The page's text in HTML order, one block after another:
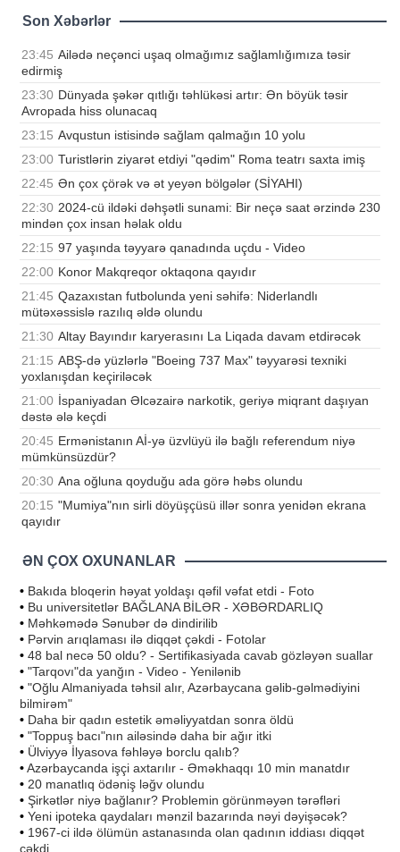
Son Xəbərlər
23:45 Ailədə neçənci uşaq olmağımız sağlamlığımıza təsir
edirmiş
23:30 Dünyada şəkər qıtlığı təhlükəsi artır: Ən böyük təsir
Avropada hiss olunacaq
23:15 Avqustun istisində sağlam qalmağın 10 yolu
23:00 Turistlərin ziyarət etdiyi "qədim" Roma teatrı saxta imiş
22:45 Ən çox çörək və ət yeyən bölgələr (SİYAHI)
22:30 2024-cü ildəki dəhşətli sunami: Bir neçə saat ərzində 230
mindən çox insan həlak oldu
22:15 97 yaşında təyyarə qanadında uçdu - Video
22:00 Konor Makqreqor oktaqona qayıdır
21:45 Qazaxıstan futbolunda yeni səhifə: Niderlandlı
mütəxəssislə razılıq əldə olundu
21:30 Altay Bayındır karyerasını La Liqada davam etdirəcək
21:15 ABŞ-də yüzlərlə "Boeing 737 Max" təyyarəsi texniki
yoxlanışdan keçiriləcək
21:00 İspaniyadan Əlcəzairə narkotik, geriyə miqrant daşıyan
dəstə ələ keçdi
20:45 Ermənistanın Aİ-yə üzvlüyü ilə bağlı referendum niyə
mümkünsüzdür?
20:30 Ana oğluna qoyduğu ada görə həbs olundu
20:15 "Mumiya"nın sirli döyüşçüsü illər sonra yenidən ekrana
qayıdır
ƏN ÇOX OXUNANLAR
• Bakıda bloqerin həyat yoldaşı qəfil vəfat etdi - Foto
• Bu universitetlər BAĞLANA BİLƏR - XƏBƏRDARLIQ
• Məhkəmədə Sənubər də dindirilib
• Pərvin arıqlaması ilə diqqət çəkdi - Fotolar
• 48 bal necə 50 oldu? - Sertifikasiyada cavab gözləyən suallar
• "Tarqovı"da yanğın - Video - Yenilənib
• "Oğlu Almaniyada təhsil alır, Azərbaycana gəlib-gəlmədiyini
bilmirəm"
• Daha bir qadın estetik əməliyyatdan sonra öldü
• "Toppuş bacı"nın ailəsində daha bir ağır itki
• Ülviyyə İlyasova fəhləyə borclu qalıb?
•Azərbaycanda işçi axtarılır - Əməkhaqqı 10 min manatdır
• 20 manatlıq ödəniş ləğv olundu
• Şirkətlər niyə bağlanır? Problemin görünməyən tərəfləri
• Yeni ipoteka qaydaları mənzil bazarında nəyi dəyişəcək?
• 1967-ci ildə ölümün astanasında olan qadının iddiası diqqət
çəkdi